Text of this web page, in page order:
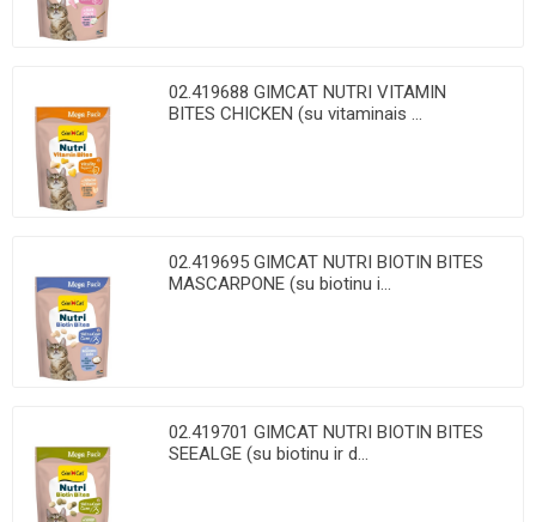
02.419688 GIMCAT NUTRI VITAMIN
BITES CHICKEN (su vitaminais ...
02.419695 GIMCAT NUTRI BIOTIN BITES
MASCARPONE (su biotinu i...
02.419701 GIMCAT NUTRI BIOTIN BITES
SEEALGE (su biotinu ir d...